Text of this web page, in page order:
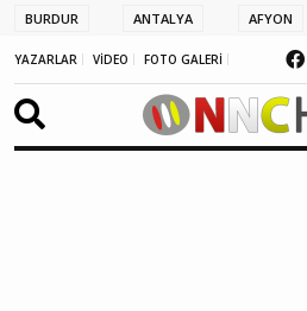
BURDUR ANTALYA AFYON
YAZARLAR VİDEO FOTO GALERİ